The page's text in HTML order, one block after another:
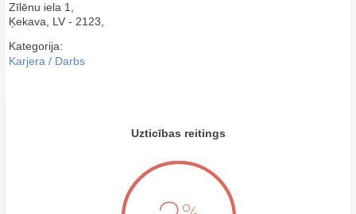
Zīlēnu iela 1,
Ķekava, LV - 2123,
Kategorija:
Karjera / Darbs
Uzticības reitings